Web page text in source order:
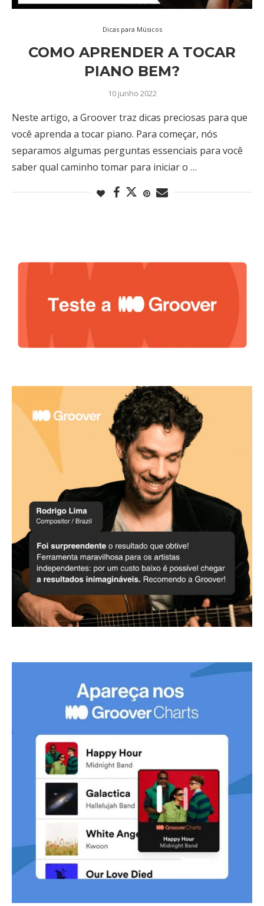
Dicas para Músicos
COMO APRENDER A TOCAR
PIANO BEM?
10 junho 2022
Neste artigo, a Groover traz dicas preciosas para que
você aprenda a tocar piano. Para começar, nós
separamos algumas perguntas essenciais para você
saber qual caminho tomar para iniciar o …